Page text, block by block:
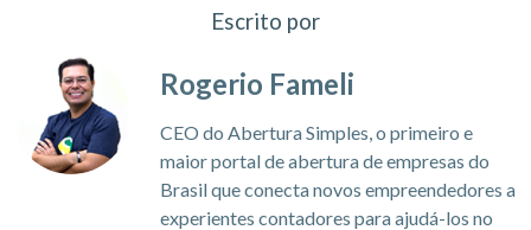
Escrito por
Rogerio Fameli
CEO do Abertura Simples, o primeiro e
maior portal de abertura de empresas do
Brasil que conecta novos empreendedores a
experientes contadores para ajudá-los no